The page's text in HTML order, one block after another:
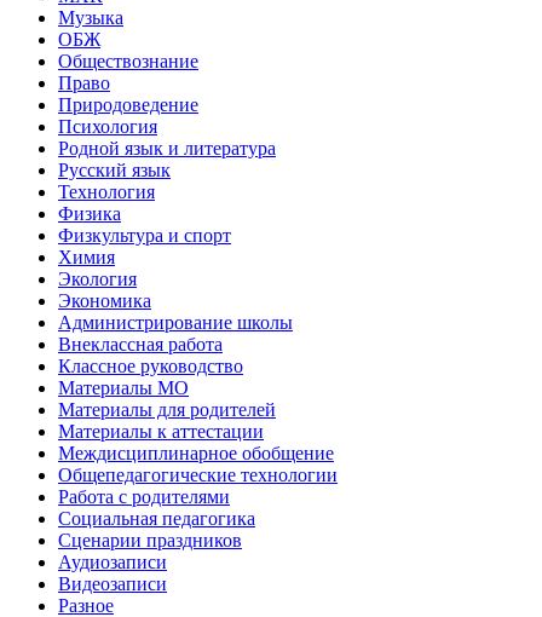
Музыка
ОБЖ
Обществознание
Право
Природоведение
Психология
Родной язык и литература
Русский язык
Технология
Физика
Физкультура и спорт
Химия
Экология
Экономика
Администрирование школы
Внеклассная работа
Классное руководство
Материалы МО
Материалы для родителей
Материалы к аттестации
Междисциплинарное обобщение
Общепедагогические технологии
Работа с родителями
Социальная педагогика
Сценарии праздников
Аудиозаписи
Видеозаписи
Разное